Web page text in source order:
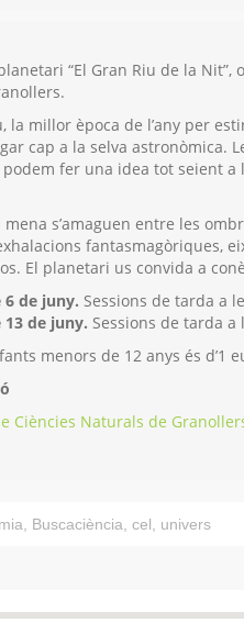
“El Gran Riu de la
la millor època de l’any per
cap a la selva astronòmica.
podem fer una idea tot seient a
s’amaguen entre les
fantasmagòriques,
El planetari us convida a
6 de juny. Sessions de tarda a
13 de juny. Sessions de tarda a
menors de 12 anys és d’1
Ciències Naturals de
, Buscaciència, cel, univers